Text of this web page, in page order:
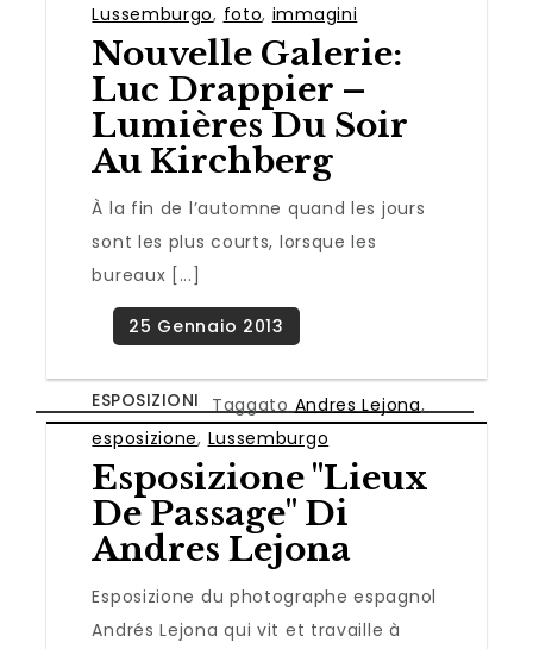
Lussemburgo, foto, immagini
Nouvelle Galerie:
Luc Drappier –
Lumières Du Soir
Au Kirchberg
À la fin de l’automne quand les jours
sont les plus courts, lorsque les
bureaux [...]
ESPOSIZIONI Taggato Andres Lejona,
esposizione, Lussemburgo
Esposizione "Lieux
De Passage" Di
Andres Lejona
Esposizione du photographe espagnol
Andrés Lejona qui vit et travaille à